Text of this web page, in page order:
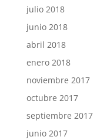
julio 2018
junio 2018
abril 2018
enero 2018
noviembre 2017
octubre 2017
septiembre 2017
junio 2017